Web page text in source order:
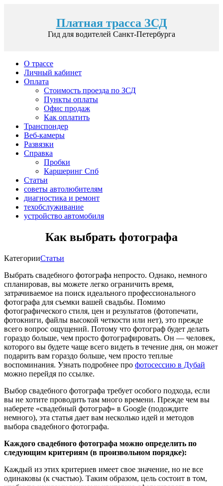
Платная трасса ЗСД
Гид для водителей Санкт-Петербурга
О трассе
Личный кабинет
Оплата
Стоимость проезда по ЗСД
Пункты оплаты
Офис продаж
Как оплатить
Транспондер
Веб-камеры
Развязки
Справка
Пробки
Каршеринг Спб
Статьи
советы автолюбителям
диагностика и ремонт
техобслуживание
устройство автомобиля
Как выбрать фотографа
КатегорииСтатьи
Выбрать свадебного фотографа непросто. Однако, немного
спланировав, вы можете легко ограничить время,
затрачиваемое на поиск идеального профессионального
фотографа для съемки вашей свадьбы. Помимо
фотографического стиля, цен и результатов (фотопечати,
фотокниги, файлы высокой четкости или нет), это прежде
всего вопрос ощущений. Потому что фотограф будет делать
гораздо больше, чем просто фотографировать. Он — человек,
которого вы будете чаще всего видеть в течение дня, он может
подарить вам гораздо больше, чем просто теплые
воспоминания. Узнать подробнее про фотосессию в Дубай
можно перейдя по ссылке.
Выбор свадебного фотографа требует особого подхода, если
вы не хотите проводить там много времени. Прежде чем вы
наберете «свадебный фотограф» в Google (подождите
немного), эта статья дает вам несколько идей и методов
выбора свадебного фотографа.
Каждого свадебного фотографа можно определить по
следующим критериям (в произвольном порядке):
Каждый из этих критериев имеет свое значение, но не все
одинаковы (к счастью). Таким образом, цель состоит в том,